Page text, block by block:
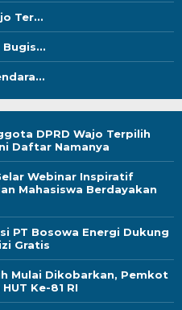
Ter...
DPRD Wajo Terpilih
Daftar Namanya
Webinar Inspiratif
Mahasiswa Berdayakan
PT Bosowa Energi Dukung
Gratis
Mulai Dikobarkan, Pemkot
Ke-81 RI